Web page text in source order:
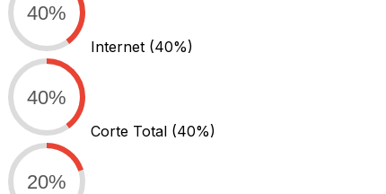
40%
Internet (40%)
40%
Corte Total (40%)
20%